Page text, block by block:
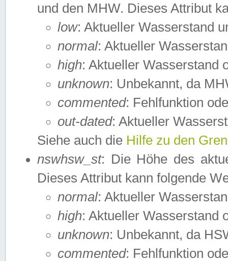
und den MHW. Dieses Attribut
low: Aktueller Wasserstand
normal: Aktueller
high: Aktueller Wasserstand
unknown: Unbekannt, da
commented: Fehlfunktion
out-dated: Aktueller
Siehe auch die Hilfe zu den
nswhsw_st: Die Höhe des
Dieses Attribut kann folgende
normal: Aktueller
high: Aktueller Wasserstand
unknown: Unbekannt, da
commented: Fehlfunktion